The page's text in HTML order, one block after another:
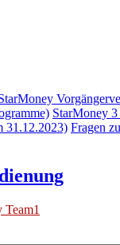
StarMoney
31.12.2023) Fragen
Team1